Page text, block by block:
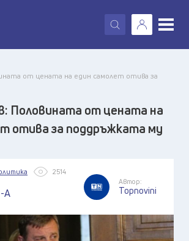
X
от цената на един самолет отива за
Половината от цената на
отива за поддръжката му
2514
-A
Автор:
Topnovini